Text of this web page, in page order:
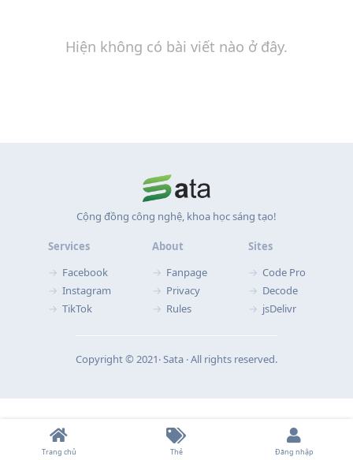
Hiện không có bài viết nào ở đây.
Cộng đồng công nghệ, khoa học sáng tạo!
Services
Facebook
Instagram
TikTok
About
Fanpage
Privacy
Rules
Sites
Code Pro
Decode
jsDelivr
Copyright © 2021‧ Sata ‧ All rights reserved.
Trang chủ Thẻ Đăng nhập